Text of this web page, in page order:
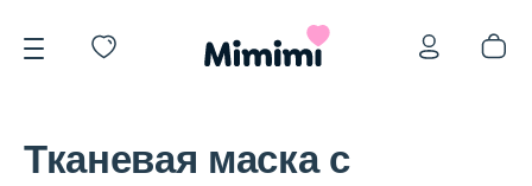
Тканевая маска с